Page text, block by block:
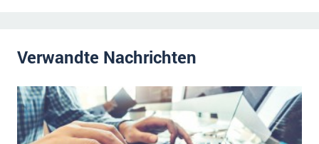
Verwandte Nachrichten